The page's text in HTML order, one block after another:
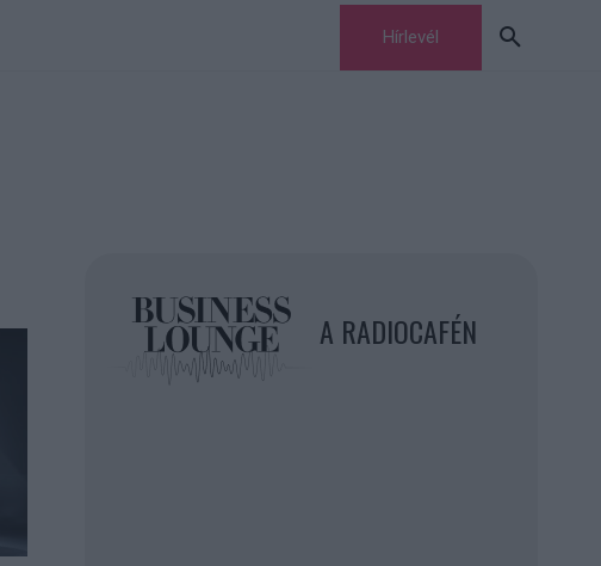
Hírlevél
A RADIOCAFÉN